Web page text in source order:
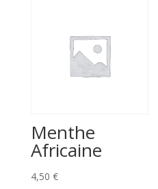
Menthe
Africaine
4,50 €